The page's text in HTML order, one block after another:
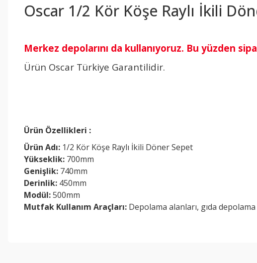
Oscar 1/2 Kör Köşe Raylı İkili
Merkez depolarını da kullanıyoruz. Bu yüzden
Ürün Oscar Türkiye Garantilidir.
Ürün Özellikleri :
Ürün Adı: 1/2 Kör Köşe Raylı İkili Döner Sepet
Yükseklik: 700mm
Genişlik: 740mm
Derinlik: 450mm
Modül:500mm
Mutfak Kullanım Araçları: Depolama alanları, gıda